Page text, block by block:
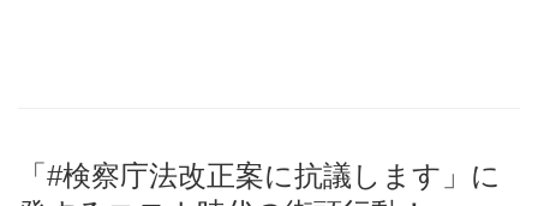
「#検察庁法改正案に抗議します」に